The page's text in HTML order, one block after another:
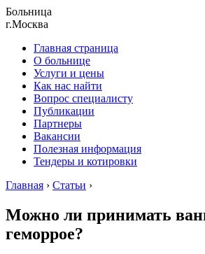
Больница
г.Москва
Главная страница
О больнице
Услуги и цены
Как нас найти
Вопрос специалисту
Публикации
Партнеры
Вакансии
Полезная информация
Тендеры и котировки
Главная › Статьи ›
Можно ли принимать
геморрое?